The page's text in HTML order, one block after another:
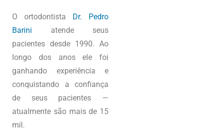
O ortodontista Dr. Pedro
Barini atende seus
pacientes desde 1990. Ao
longo dos anos ele foi
ganhando experiência e
conquistando a confiança
de seus pacientes —
atualmente são mais de 15
mil.